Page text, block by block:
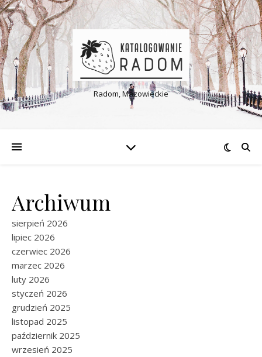
Radom, Mazowieckie
Archiwum
sierpień 2026
lipiec 2026
czerwiec 2026
marzec 2026
luty 2026
styczeń 2026
grudzień 2025
listopad 2025
październik 2025
wrzesień 2025